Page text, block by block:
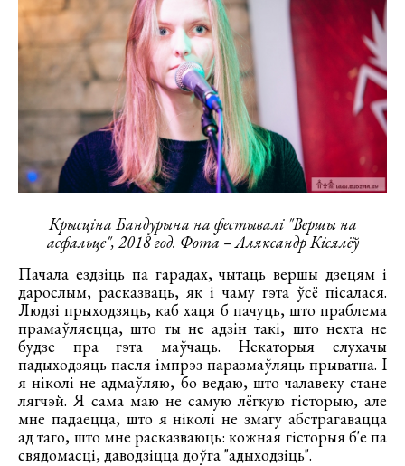
Крысціна Бандурына на фестывалі "Вершы на
асфальце", 2018 год. Фота – Аляксандр Кісялёў
Пачала ездзіць па гарадах, чытаць вершы дзецям і
дарослым, расказваць, як і чаму гэта ўсё пісалася.
Людзі прыходзяць, каб хаця б пачуць, што праблема
прамаўляецца, што ты не адзін такі, што нехта не
будзе пра гэта маўчаць. Некаторыя слухачы
падыходзяць пасля імпрэз паразмаўляць прыватна. І
я ніколі не адмаўляю, бо ведаю, што чалавеку стане
лягчэй. Я сама маю не самую лёгкую гісторыю, але
мне падаецца, што я ніколі не змагу абстрагавацца
ад таго, што мне расказваюць: кожная гісторыя б'е па
свядомасці, даводзіцца доўга "адыходзіць".